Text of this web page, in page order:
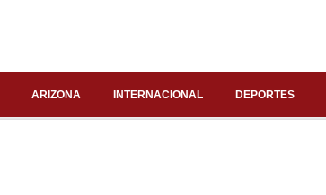
ARIZONA INTERNACIONAL DEPORTES